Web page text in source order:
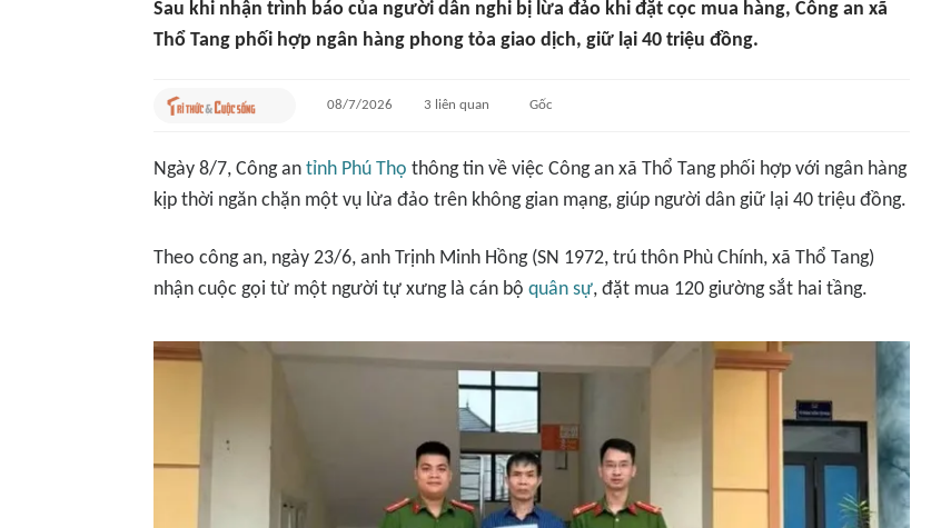
Sau khi nhận trình báo của người dân nghi bị lừa đảo khi đặt cọc mua hàng, Công an xã
Thổ Tang phối hợp ngân hàng phong tỏa giao dịch, giữ lại 40 triệu đồng.
08/7/2026 3 liên quan Gốc
Ngày 8/7, Công an tỉnh Phú Thọ thông tin về việc Công an xã Thổ Tang phối hợp với ngân hàng
kịp thời ngăn chặn một vụ lừa đảo trên không gian mạng, giúp người dân giữ lại 40 triệu đồng.
Theo công an, ngày 23/6, anh Trịnh Minh Hồng (SN 1972, trú thôn Phù Chính, xã Thổ Tang)
nhận cuộc gọi từ một người tự xưng là cán bộ quân sự, đặt mua 120 giường sắt hai tầng.